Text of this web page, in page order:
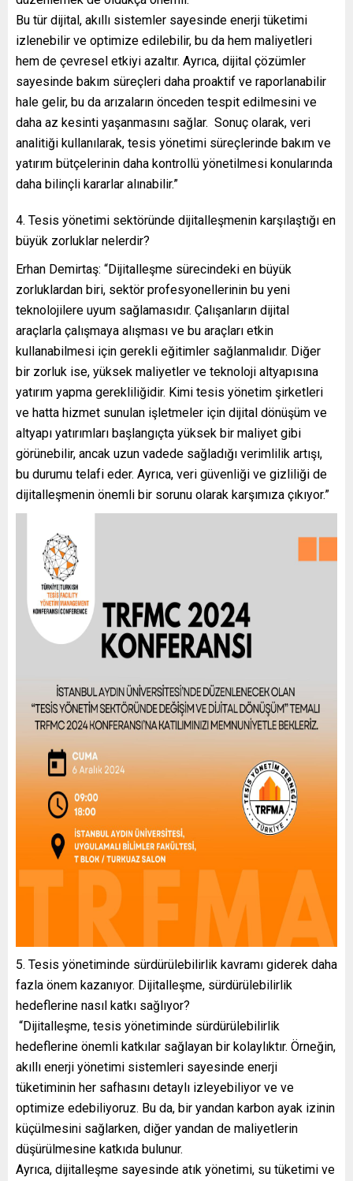
Bu tür dijital, akıllı sistemler sayesinde enerji tüketimi
izlenebilir ve optimize edilebilir, bu da hem maliyetleri
hem de çevresel etkiyi azaltır. Ayrıca, dijital çözümler
sayesinde bakım süreçleri daha proaktif ve raporlanabilir
hale gelir, bu da arızaların önceden tespit edilmesini ve
daha az kesinti yaşanmasını sağlar. Sonuç olarak, veri
analitiği kullanılarak, tesis yönetimi süreçlerinde bakım ve
yatırım bütçelerinin daha kontrollü yönetilmesi konularında
daha bilinçli kararlar alınabilir.”
4. Tesis yönetimi sektöründe dijitalleşmenin karşılaştığı en
büyük zorluklar nelerdir?
Erhan Demirtaş: “Dijitalleşme sürecindeki en büyük
zorluklardan biri, sektör profesyonellerinin bu yeni
teknolojilere uyum sağlamasıdır. Çalışanların dijital
araçlarla çalışmaya alışması ve bu araçları etkin
kullanabilmesi için gerekli eğitimler sağlanmalıdır. Diğer
bir zorluk ise, yüksek maliyetler ve teknoloji altyapısına
yatırım yapma gerekliliğidir. Kimi tesis yönetim şirketleri
ve hatta hizmet sunulan işletmeler için dijital dönüşüm ve
altyapı yatırımları başlangıçta yüksek bir maliyet gibi
görünebilir, ancak uzun vadede sağladığı verimlilik artışı,
bu durumu telafi eder. Ayrıca, veri güvenliği ve gizliliği de
dijitalleşmenin önemli bir sorunu olarak karşımıza çıkıyor.”
5. Tesis yönetiminde sürdürülebilirlik kavramı giderek daha
fazla önem kazanıyor. Dijitalleşme, sürdürülebilirlik
hedeflerine nasıl katkı sağlıyor?
“Dijitalleşme, tesis yönetiminde sürdürülebilirlik
hedeflerine önemli katkılar sağlayan bir kolaylıktır. Örneğin,
akıllı enerji yönetimi sistemleri sayesinde enerji
tüketiminin her safhasını detaylı izleyebiliyor ve ve
optimize edebiliyoruz. Bu da, bir yandan karbon ayak izinin
küçülmesini sağlarken, diğer yandan de maliyetlerin
düşürülmesine katkıda bulunur.
Ayrıca, dijitalleşme sayesinde atık yönetimi, su tüketimi ve